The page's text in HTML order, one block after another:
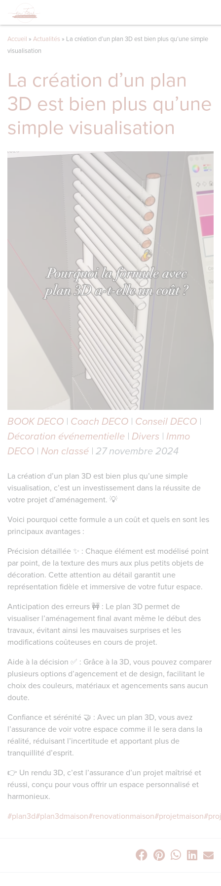
Accueil » Actualités » La création d’un plan 3D est bien plus qu’une simple
visualisation
La création d’un plan
3D est bien plus qu’une
simple visualisation
BOOK DECO | Coach DECO | Conseil DECO |
Décoration événementielle | Divers | Immo
DECO | Non classé | 27 novembre 2024
La création d’un plan 3D est bien plus qu’une simple
visualisation, c’est un investissement dans la réussite de
votre projet d’aménagement. 💡
Voici pourquoi cette formule a un coût et quels en sont les
principaux avantages :
Précision détaillée ✨ : Chaque élément est modélisé point
par point, de la texture des murs aux plus petits objets de
décoration. Cette attention au détail garantit une
représentation fidèle et immersive de votre futur espace.
Anticipation des erreurs 🚧 : Le plan 3D permet de
visualiser l’aménagement final avant même le début des
travaux, évitant ainsi les mauvaises surprises et les
modifications coûteuses en cours de projet.
Aide à la décision ✅ : Grâce à la 3D, vous pouvez comparer
plusieurs options d’agencement et de design, facilitant le
choix des couleurs, matériaux et agencements sans aucun
doute.
Confiance et sérénité 🤝 : Avec un plan 3D, vous avez
l’assurance de voir votre espace comme il le sera dans la
réalité, réduisant l’incertitude et apportant plus de
tranquillité d’esprit.
👉 Un rendu 3D, c’est l’assurance d’un projet maîtrisé et
réussi, conçu pour vous offrir un espace personnalisé et
harmonieux.
#plan3d#plan3dmaison#renovationmaison#projetmaison